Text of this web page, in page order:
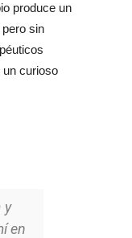
produce un
sin
un curioso
y
en